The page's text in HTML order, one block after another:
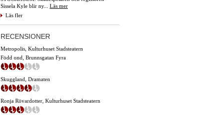
Sissela Kyle blir ny... Läs mer
Läs fler
RECENSIONER
Metropolis, Kulturhuset Stadsteatern
Född ond, Brunnsgatan Fyra
Skuggland, Dramaten
Ronja Rövardotter, Kulturhuset Stadsteatern